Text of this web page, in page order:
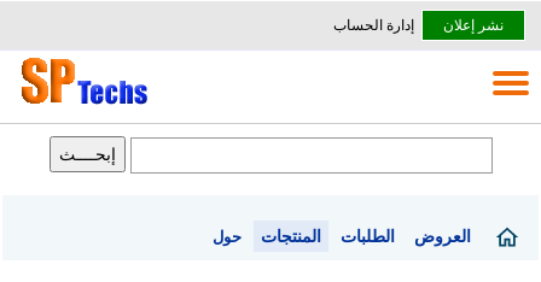
نشر إعلان إدارة الحساب
العروض الطلبات المنتجات حول